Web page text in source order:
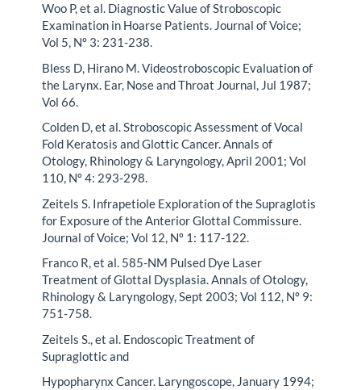
Woo P, et al. Diagnostic Value of Stroboscopic
Examination in Hoarse Patients. Journal of Voice;
Vol 5, Nº 3: 231-238.
Bless D, Hirano M. Videostroboscopic Evaluation of
the Larynx. Ear, Nose and Throat Journal, Jul 1987;
Vol 66.
Colden D, et al. Stroboscopic Assessment of Vocal
Fold Keratosis and Glottic Cancer. Annals of
Otology, Rhinology & Laryngology, April 2001; Vol
110, Nº 4: 293-298.
Zeitels S. Infrapetiole Exploration of the Supraglotis
for Exposure of the Anterior Glottal Commissure.
Journal of Voice; Vol 12, Nº 1: 117-122.
Franco R, et al. 585-NM Pulsed Dye Laser
Treatment of Glottal Dysplasia. Annals of Otology,
Rhinology & Laryngology, Sept 2003; Vol 112, Nº 9:
751-758.
Zeitels S., et al. Endoscopic Treatment of
Supraglottic and
Hypopharynx Cancer. Laryngoscope, January 1994;